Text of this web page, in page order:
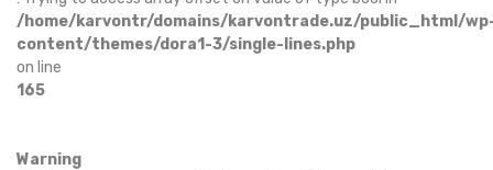
/home/karvontr/domains/karvontrade.uz/public_html/
content/themes/dora1-3/single-lines.php
on line
165
Warning